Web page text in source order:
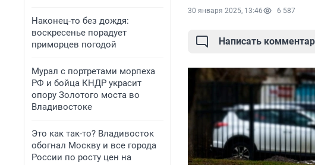
Наконец-то без дождя:
воскресенье порадует
приморцев погодой
Мурал с портретами морпеха
РФ и бойца КНДР украсит
опору Золотого моста во
Владивостоке
Это как так-то? Владивосток
обогнал Москву и все города
России по росту цен на
30 января 2025, 13:46 6 587
Написать